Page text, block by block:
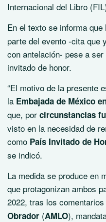
Internacional del Libro
En el texto se informa que
parte del evento -cita que
con antelación- pese a
invitado de honor.
“El motivo de la presente
la Embajada de México
que, por circunstancias
visto en la necesidad de
como País Invitado de
se indicó.
La medida se produce en
que protagonizan ambos
2022, tras los
Obrador (AMLO),